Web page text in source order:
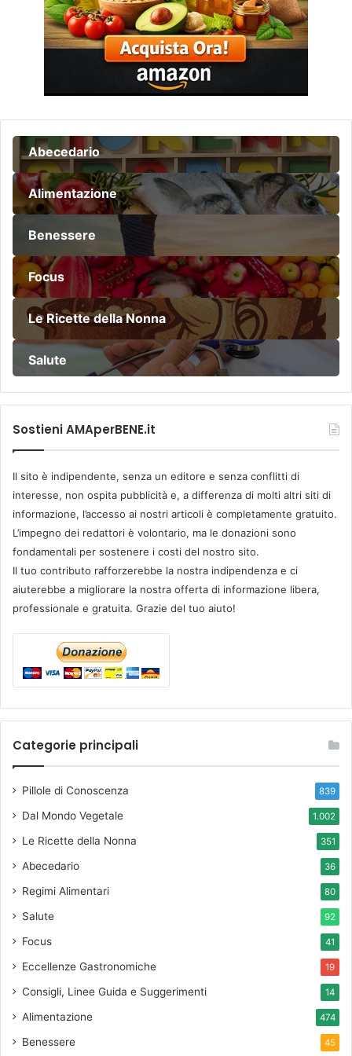
Abecedario
Alimentazione
Benessere
Focus
Le Ricette della Nonna
Salute
Sostieni AMAperBENE.it
Il sito è indipendente, senza un editore e senza conflitti di
interesse, non ospita pubblicità e, a differenza di molti altri siti di
informazione, l’accesso ai nostri articoli è completamente gratuito.
L’impegno dei redattori è volontario, ma le donazioni sono
fondamentali per sostenere i costi del nostro sito.
Il tuo contributo rafforzerebbe la nostra indipendenza e ci
aiuterebbe a migliorare la nostra offerta di informazione libera,
professionale e gratuita. Grazie del tuo aiuto!
Categorie principali
Pillole di Conoscenza 839
Dal Mondo Vegetale 1.002
Le Ricette della Nonna 351
Abecedario 36
Regimi Alimentari 80
Salute 92
Focus 41
Eccellenze Gastronomiche 19
Consigli, Linee Guida e Suggerimenti 14
Alimentazione 474
Benessere 45